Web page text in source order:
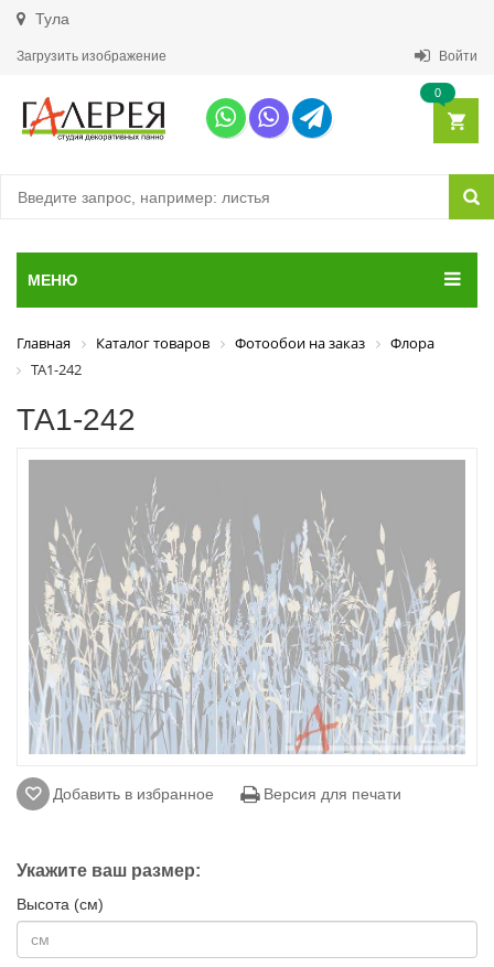
Тула
Загрузить изображение Войти
0
МЕНЮ
Главная Каталог товаров Фотообои на заказ
Флора
ТА1-242
ТА1-242
Добавить в избранное Версия для печати
Укажите ваш размер:
Высота (см)